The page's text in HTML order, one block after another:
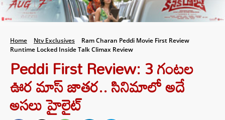
Home Ntv Exclusives
Ram Charan Peddi Movie First Review
Runtime Locked Inside Talk Climax Review
Peddi First Review: 3 గంటల
ఊర మాస్ జాతర.. సినిమాలో అదే
అసలు హైలైట్